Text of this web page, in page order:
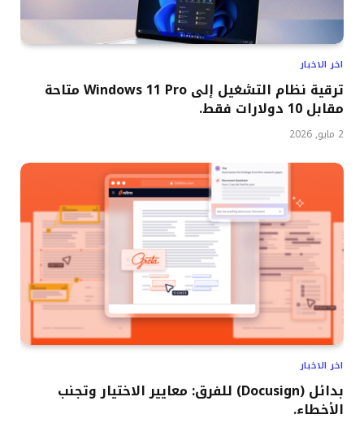
اخر الاخبار
ترقية نظام التشغيل إلى Windows 11 Pro متاحة
مقابل 10 دولارات فقط.
2 مايو, 2026
اخر الاخبار
بدائل (Docusign) للفرق: معايير الاختيار وتجنب
الأخطاء.